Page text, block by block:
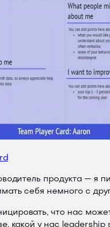
продукта — я
себя немного с
что нас
какой у нас leadership